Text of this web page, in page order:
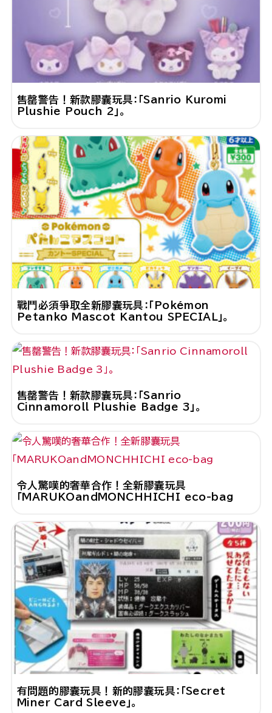
售罄警告！新款膠囊玩具：「Sanrio Kuromi
Plushie Pouch 2」。
戰鬥必須爭取全新膠囊玩具：「Pokémon
Petanko Mascot Kantou SPECIAL」。
售罄警告！新款膠囊玩具：「Sanrio
Cinnamoroll Plushie Badge 3」。
令人驚嘆的奢華合作！全新膠囊玩具
「MARUKOandMONCHHICHI eco-bag
有問題的膠囊玩具！新的膠囊玩具：「Secret
Miner Card Sleeve」。